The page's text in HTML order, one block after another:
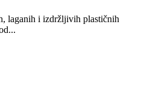
laganih i izdržljivih plastičnih